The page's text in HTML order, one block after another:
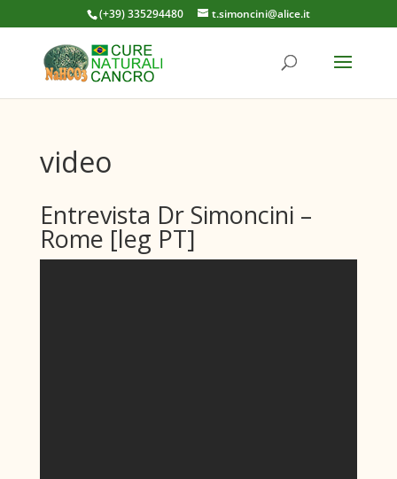
(+39) 335294480 t.simoncini@alice.it
video
Entrevista Dr Simoncini –
Rome [leg PT]